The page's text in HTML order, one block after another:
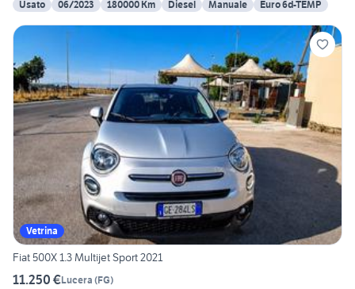
Usato
06/2023 180000 Km Diesel Manuale Euro 6d-TEMP
Vetrina
Fiat 500X 1.3 Multijet Sport 2021
11.250 €Lucera (FG)